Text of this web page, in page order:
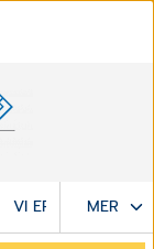
VI ERBJUDER
MER